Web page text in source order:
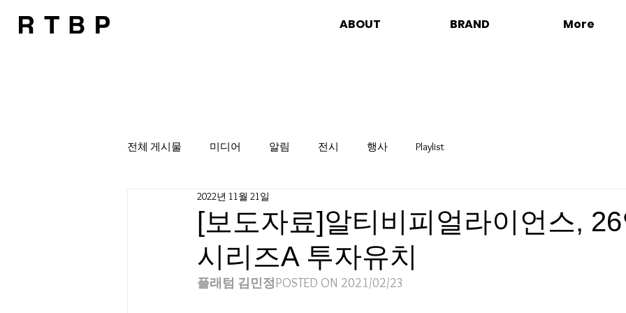
ABOUT BRAND More
전체 게시물 미디어 알림 전시 행사 Playlist
[보도자료]알티비피얼라이언스,
시리즈A 투자유치
2022년 11월 21일
플래텀 김민정POSTED ON 2021/02/23